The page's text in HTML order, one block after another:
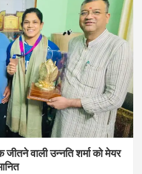
वाली उन्नति शर्मा को मेयर